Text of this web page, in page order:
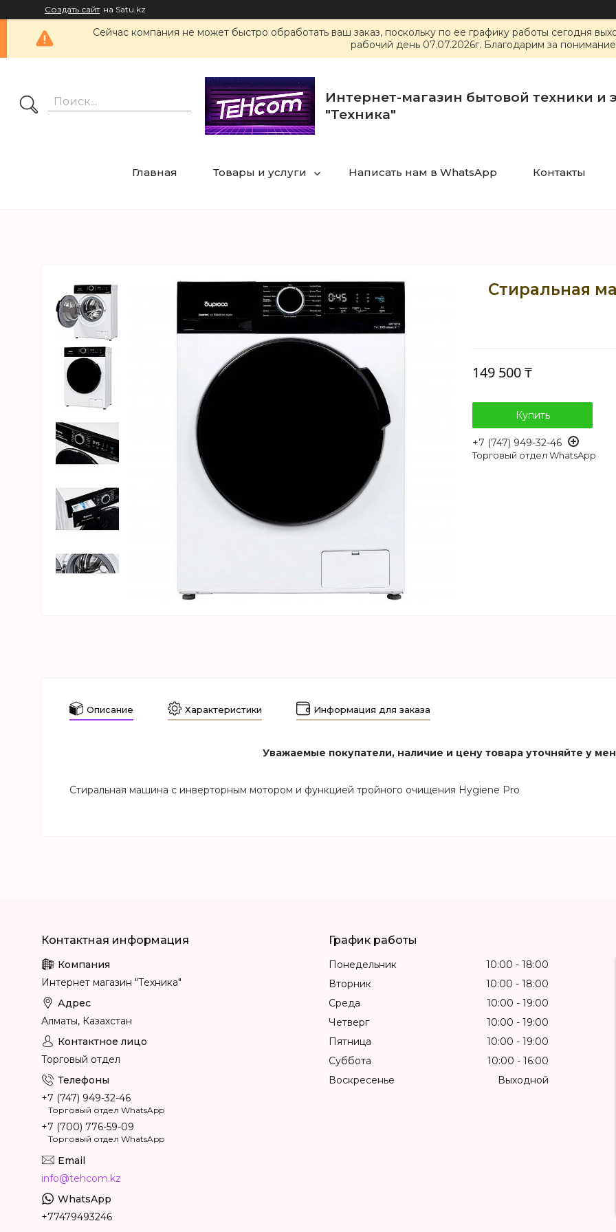
Создать сайт на Satu.kz
Сейчас компания не может быстро обработать ваш заказ, поскольку по ее графику работы сегодня
рабочий день 07.07.2026г. Благодарим за
Интернет-магазин бытовой техники и
"Техника"
Главная Товары и услуги Написать нам в WhatsApp Контакты
Стиральная
149 500 ₸
Купить
+7 (747) 949-32-46
Торговый отдел WhatsApp
Описание Характеристики Информация для заказа
Уважаемые покупатели, наличие и цену товара уточняйте у
Стиральная машина с инверторным мотором и функцией тройного очищения Hygiene Pro
Интернет магазин "Техника"
Алматы, Казахстан
Торговый отдел
+7 (747) 949-32-46
Торговый отдел WhatsApp
+7 (700) 776-59-09
Торговый отдел WhatsApp
info@tehcom.kz
+77479493246
График работы
Понедельник 10:00
18:00
Вторник
10:00
18:00
Среда
10:00
19:00
Четверг
10:00
19:00
Пятница
10:00
19:00
Суббота
10:00
16:00
Воскресенье
Выходной